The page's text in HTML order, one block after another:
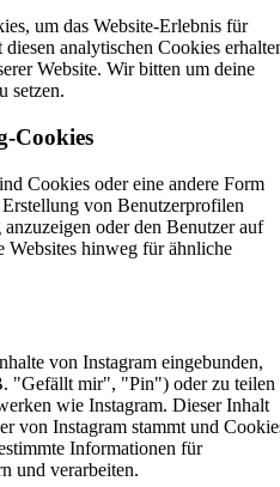
um das Website-Erlebnis für
analytischen Cookies
Website. Wir bitten um deine
setzen.
Cookies
Cookies oder eine andere Form
von Benutzerprofilen
oder den Benutzer auf
Websites hinweg für ähnliche
von Instagram eingebunden,
"Gefällt mir", "Pin") oder zu teilen
wie Instagram. Dieser Inhalt
von Instagram stammt und
Informationen für
und verarbeiten.